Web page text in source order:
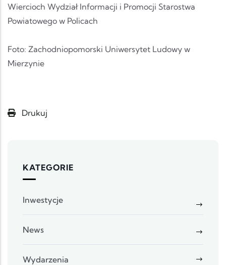
Wiercioch Wydział Informacji i Promocji Starostwa
Powiatowego w Policach
Foto: Zachodniopomorski Uniwersytet Ludowy w
Mierzynie
Drukuj
KATEGORIE
Inwestycje
News
Wydarzenia